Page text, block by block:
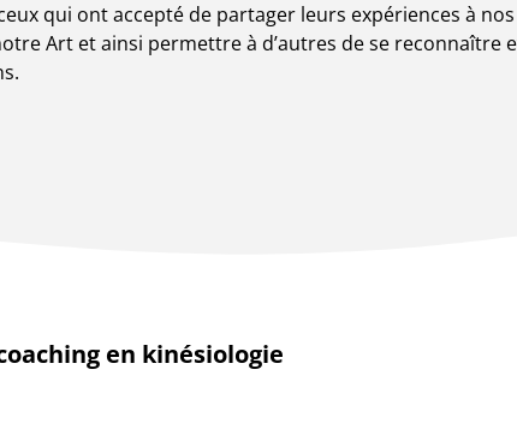
qui ont accepté de partager leurs expériences à nos
Art et ainsi permettre à d’autres de se reconnaître
en kinésiologie